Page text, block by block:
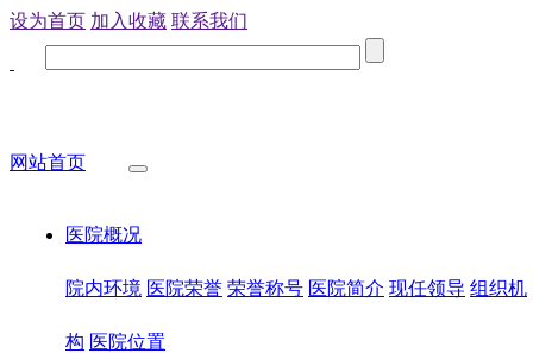
设为首页 加入收藏 联系我们
网站首页
医院概况
院内环境 医院荣誉 荣誉称号 医院简介 现任领导 组织机
构 医院位置